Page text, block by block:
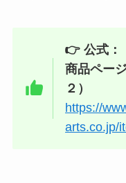
👉 公式：
商品ペー
２）
https://
arts.co.jp/